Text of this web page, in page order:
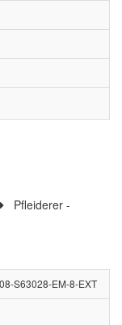
Pfleiderer -
08-S63028-EM-8-EXT